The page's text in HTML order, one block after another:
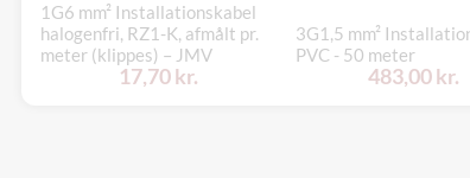
1G6 mm² Installationskabel
halogenfri, RZ1-K, afmålt pr.
meter (klippes) – JMV
17,70 kr.
3G1,5 mm²
PVC - 50 meter
483,00 kr.